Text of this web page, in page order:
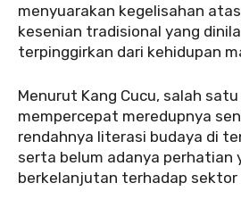
menyuarakan kegelisahan
kesenian tradisional yang
terpinggirkan dari kehidupan
Menurut Kang Cucu, salah
mempercepat meredupnya
rendahnya literasi budaya di
serta belum adanya perhatian
berkelanjutan terhadap sektor